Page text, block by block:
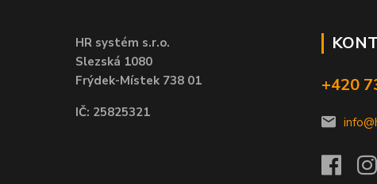
HR systém s.r.o.
Slezská 1080
Frýdek-Místek 738 01
IČ: 25825321
+420